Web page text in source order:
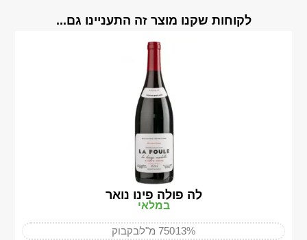
לקוחות שקנו מוצר זה התעניינו גם...
לה פולה פינו נואר
במלאי
13%750 מ"ל בקבוק